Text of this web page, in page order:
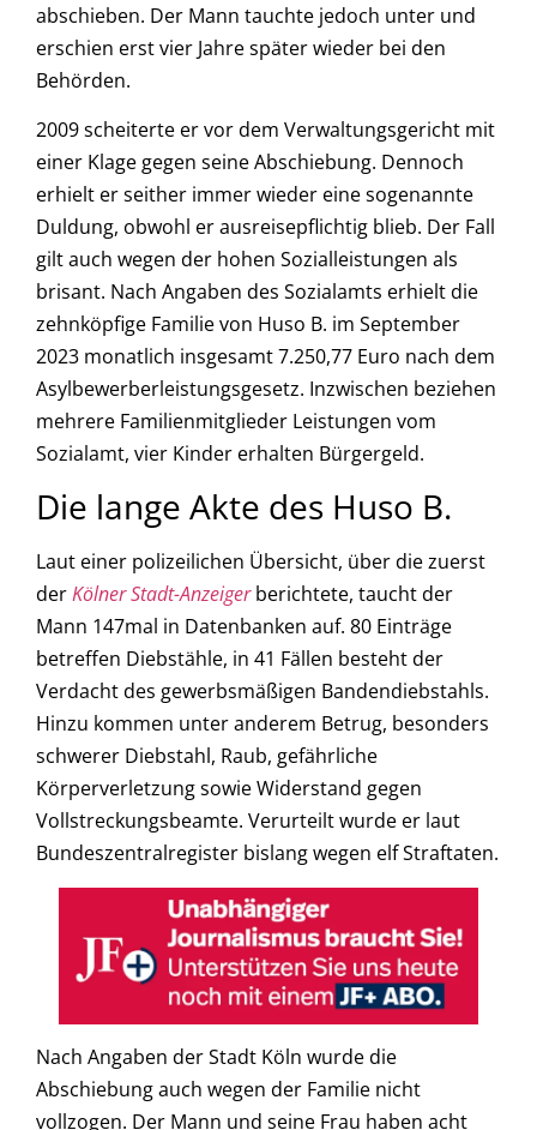
abschieben. Der Mann tauchte jedoch unter und
erschien erst vier Jahre später wieder bei den
Behörden.
2009 scheiterte er vor dem Verwaltungsgericht mit
einer Klage gegen seine Abschiebung. Dennoch
erhielt er seither immer wieder eine sogenannte
Duldung, obwohl er ausreisepflichtig blieb. Der Fall
gilt auch wegen der hohen Sozialleistungen als
brisant. Nach Angaben des Sozialamts erhielt die
zehnköpfige Familie von Huso B. im September
2023 monatlich insgesamt 7.250,77 Euro nach dem
Asylbewerberleistungsgesetz. Inzwischen beziehen
mehrere Familienmitglieder Leistungen vom
Sozialamt, vier Kinder erhalten Bürgergeld.
Die lange Akte des Huso B.
Laut einer polizeilichen Übersicht, über die zuerst
derKölner Stadt-Anzeigerberichtete, taucht der
Mann 147mal in Datenbanken auf. 80 Einträge
betreffen Diebstähle, in 41 Fällen besteht der
Verdacht des gewerbsmäßigen Bandendiebstahls.
Hinzu kommen unter anderem Betrug, besonders
schwerer Diebstahl, Raub, gefährliche
Körperverletzung sowie Widerstand gegen
Vollstreckungsbeamte. Verurteilt wurde er laut
Bundeszentralregister bislang wegen elf Straftaten.
Nach Angaben der Stadt Köln wurde die
Abschiebung auch wegen der Familie nicht
vollzogen. Der Mann und seine Frau haben acht